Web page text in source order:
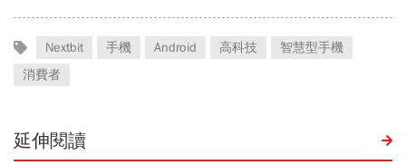
Nextbit 手機 Android 高科技
智慧型手機
消費者
延伸閱讀